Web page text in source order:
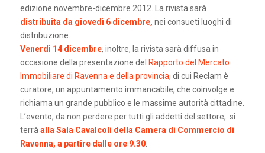
edizione novembre-dicembre 2012. La rivista sarà
distribuita da giovedì 6 dicembre, nei consueti luoghi di
distribuzione.
Venerdì 14 dicembre, inoltre, la rivista sarà diffusa in
occasione della presentazione del Rapporto del Mercato
Immobiliare di Ravenna e della provincia, di cui Reclam è
curatore, un appuntamento immancabile, che coinvolge e
richiama un grande pubblico e le massime autorità cittadine.
L’evento, da non perdere per tutti gli addetti del settore, si
terrà alla Sala Cavalcoli della Camera di Commercio di
Ravenna, a partire dalle ore 9.30.